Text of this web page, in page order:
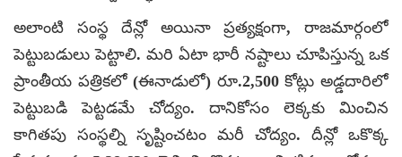
అలాంటి సంస్థ దేన్లో అయినా ప్రత్యక్షంగా, రాజమార్గంలో
పెట్టుబడులు పెట్టాలి. మరి ఏటా భారీ నష్టాలు చూపిస్తున్న ఒక
ప్రాంతీయ పత్రికలో (ఈనాడులో) రూ.2,500 కోట్లు అడ్డదారిలో
పెట్టుబడి పెట్టడమే చోద్యం. దానికోసం లెక్కకు మించిన
కాగితపు సంస్థల్ని సృష్టించటం మరీ చోద్యం. దీన్లో ఒకొక్క